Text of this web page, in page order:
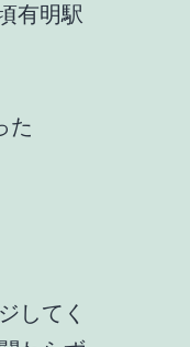
有明駅
た
してく